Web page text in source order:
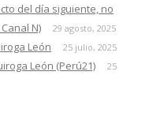
del día siguiente, no
N)
29 agosto, 2025
León 25 julio, 2025
León (Perú21)
25